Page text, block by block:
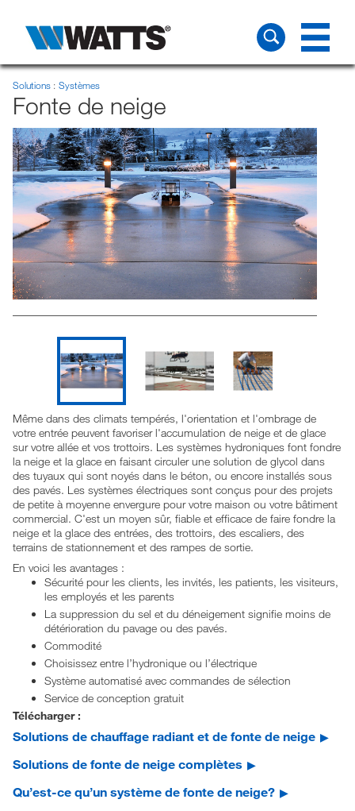
Solutions Systèmes
Fonte de neige
Même dans des climats tempérés, l'orientation et l'ombrage de
votre entrée peuvent favoriser l'accumulation de neige et de glace
sur votre allée et vos trottoirs. Les systèmes hydroniques font fondre
la neige et la glace en faisant circuler une solution de glycol dans
des tuyaux qui sont noyés dans le béton, ou encore installés sous
des pavés. Les systèmes électriques sont conçus pour des projets
de petite à moyenne envergure pour votre maison ou votre bâtiment
commercial. C'est un moyen sûr, fiable et efficace de faire fondre la
neige et la glace des entrées, des trottoirs, des escaliers, des
terrains de stationnement et des rampes de sortie.
En voici les avantages :
Sécurité pour les clients, les invités, les patients, les visiteurs,
les employés et les parents
La suppression du sel et du déneigement signifie moins de
détérioration du pavage ou des pavés.
Commodité
Choisissez entre l’hydronique ou l’électrique
Système automatisé avec commandes de sélection
Service de conception gratuit
Télécharger :
Solutions de chauffage radiant et de fonte de neige
Solutions de fonte de neige complètes
Qu’est-ce qu’un système de fonte de neige?